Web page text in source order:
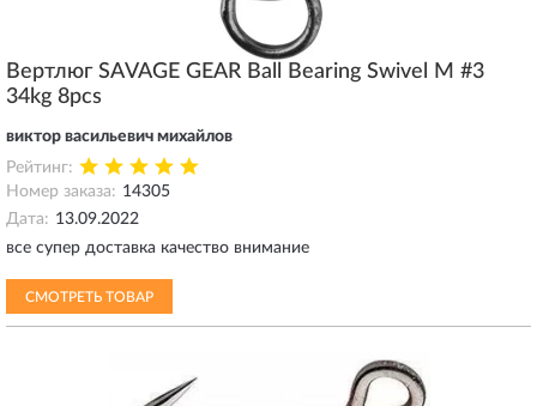
Вертлюг SAVAGE GEAR Ball Bearing Swivel M #3
34kg 8pcs
виктор васильевич михайлов
Рейтинг:
Номер заказа: 14305
Дата: 13.09.2022
все супер доставка качество внимание
СМОТРЕТЬ ТОВАР